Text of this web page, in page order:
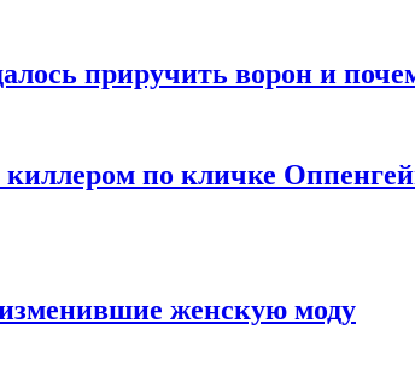
приручить ворон и
по кличке
женскую моду